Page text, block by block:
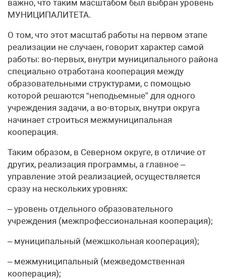
важно, что таким масштабом был выбран уровень
МУНИЦИПАЛИТЕТА.
О том, что этот масштаб работы на первом этапе
реализации не случаен, говорит характер самой
работы: во-первых, внутри муниципального района
специально отработана кооперация между
образовательными структурами, с помощью
которой решаются “неподьемные” для одного
учреждения задачи, а во-вторых, внутри округа
начинает строиться межмуниципальная
кооперация.
Таким образом, в Северном округе, в отличие от
других, реализация программы, а главное –
управление этой реализацией, осуществляется
сразу на нескольких уровнях:
– уровень отдельного образовательного
учреждения (межпрофессиональная кооперация);
– муниципальный (межшкольная кооперация);
– межмуниципальный (межведомственная
кооперация);